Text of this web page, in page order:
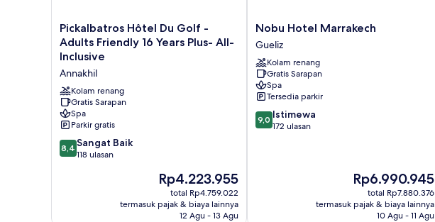
Pickalbatros
Hôtel
Du
Golf
-
Adults
Friendly
16
Years
Plus-
All-
Pickalbatros Hôtel Du Golf -
Adults Friendly 16 Years Plus- All-
Inclusive
Annakhil
Kolam renang
Gratis Sarapan
Spa
Parkir gratis
8.4
dari
8,4 Sangat Baik
118 ulasan
Harga
sekarang
Rp4.223.955
Rp4.223.955
total Rp4.759.022
termasuk pajak & biaya lainnya
12 Agu - 13 Agu
Nobu
Hotel
Marrakech
Gueliz
Nobu Hotel Marrakech
Gueliz
Kolam renang
Gratis Sarapan
Spa
Tersedia parkir
9.0
dari
9,0 Istimewa
172 ulasan
Harga
sekarang
Rp6.990.945
Rp6.990.945
total Rp7.880.376
termasuk pajak & biaya lainnya
10 Agu - 11 Agu